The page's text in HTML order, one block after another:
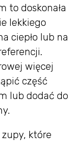
to doskonała
lekkiego
ciepło lub na
więcej
część
lub dodać do
które